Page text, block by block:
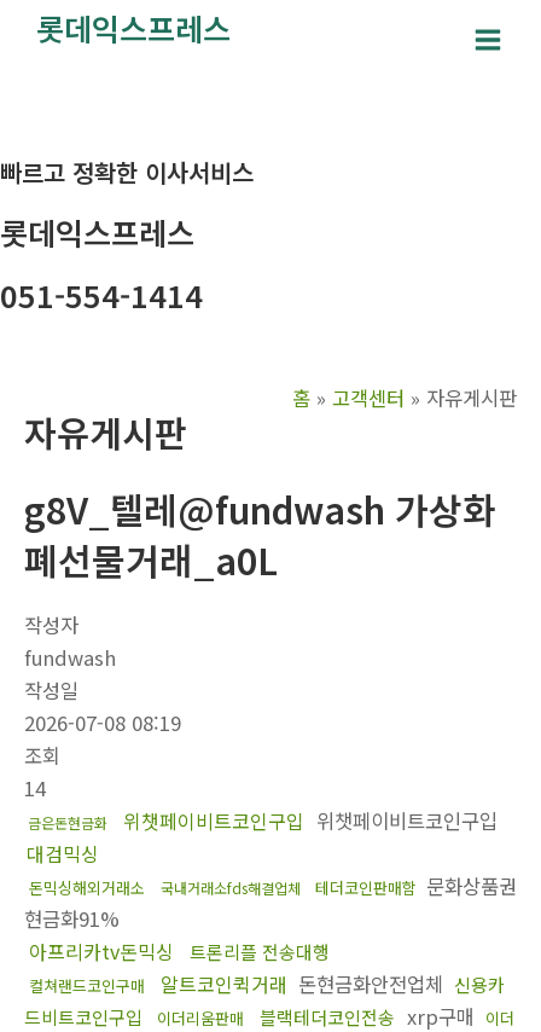
너
기
롯데익스프레스
Main
빠르고 정확한 이사서비스
롯데익스프레스
051-554-1414
홈 고객센터 자유게시판
자유게시판
g8V_텔레@fundwash 가상화
폐선물거래_a0L
작성자
fundwash
작성일
2026-07-08 08:19
조회
14
금은돈현금화 위챗페이비트코인구입 위챗페이비트코인구입
대검믹싱
돈믹싱해외거래소 국내거래소fds해결업체 테더코인판매함 문화상품권
현금화91%
아프리카tv돈믹싱
트론리플 전송대행
컬쳐랜드코인구매 알트코인퀵거래 돈현금화안전업체 신용카
드비트코인구입
이더리움판매 블랙테더코인전송 xrp구매
이더